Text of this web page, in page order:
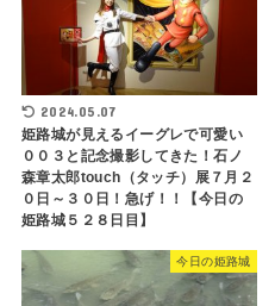
2024.05.07
姫路城が見えるイーグレで可愛い
００３と記念撮影してきた！石ノ
森章太郎touch（タッチ）展７月２
０日～３０日！急げ！！【今日の
姫路城５２８日目】
今日の姫路城